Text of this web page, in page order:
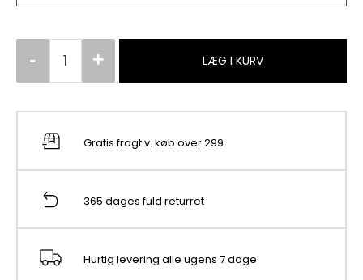
LÆG I KURV
Gratis fragt v. køb over 299
365 dages fuld returret
Hurtig levering alle ugens 7 dage